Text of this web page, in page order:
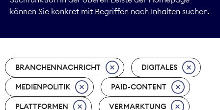
Marktdaten
Nachhaltigkeit
Nachwuchs
können Sie konkret mit Begriffen nach Inhalten suchen.
BRANCHENNACHRICHT DIGITALES
MEDIENPOLITIK PAID-CONTENT
PLATTFORMEN VERMARKTUNG